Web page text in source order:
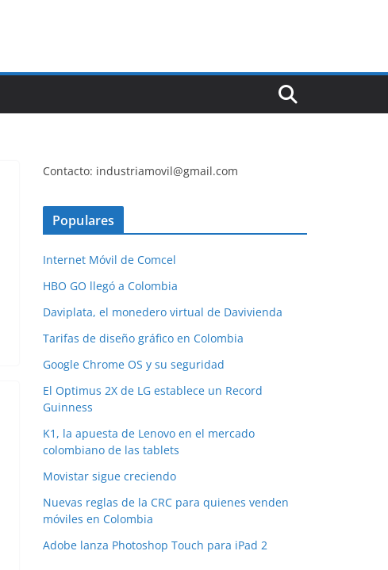
Contacto: industriamovil@gmail.com
Populares
Internet Móvil de Comcel
HBO GO llegó a Colombia
Daviplata, el monedero virtual de Davivienda
Tarifas de diseño gráfico en Colombia
Google Chrome OS y su seguridad
El Optimus 2X de LG establece un Record
Guinness
K1, la apuesta de Lenovo en el mercado
colombiano de las tablets
Movistar sigue creciendo
Nuevas reglas de la CRC para quienes venden
móviles en Colombia
Adobe lanza Photoshop Touch para iPad 2